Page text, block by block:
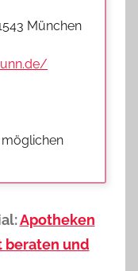
München
möglichen
Apotheken
beraten und